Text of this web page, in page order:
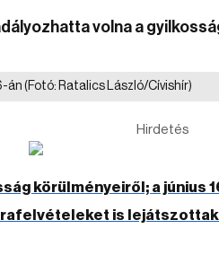
volna a
án (Fotó: Ratalics László/Cívishír)
Hirdetés
körülményeiről; a június
is